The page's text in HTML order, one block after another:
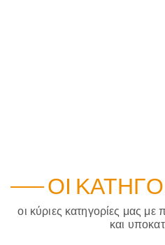
ΟΙ
οι κύριες κατηγορίες μας
και